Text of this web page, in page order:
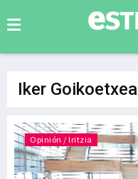
Iker Goikoetxea
Opinión / Iritzia